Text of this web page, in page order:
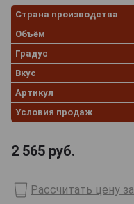
Страна производства
Объём
Градус
Вкус
Артикул
Условия продаж
2 565 руб.
Рассчитать цену